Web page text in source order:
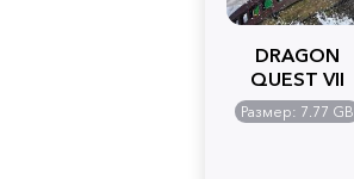
DRAGON
QUEST VII
Reimagined
Размер: 7.77 GB